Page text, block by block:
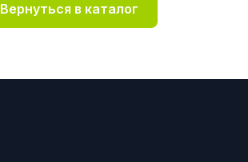
Вернуться в каталог